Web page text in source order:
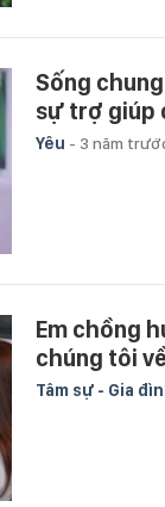
Sống
sự trợ giúp
Yêu - 3 năm
Em chồng
chúng tôi
Tâm sự - Gia